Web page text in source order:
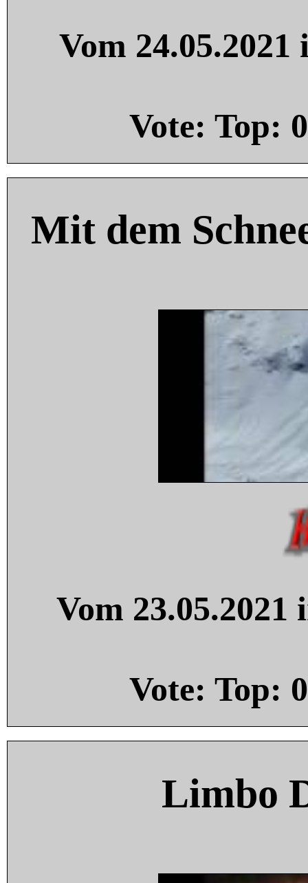
Vom
Vote: Top: 0
Mit dem
Vom
Vote: Top: 0
Limbo